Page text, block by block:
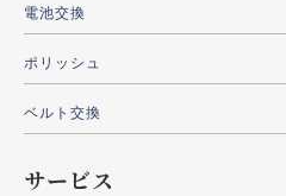
電池交換
ポリッシュ
ベルト交換
サービス